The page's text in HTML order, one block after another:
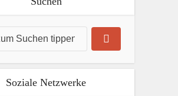
Soziale Netzwerke